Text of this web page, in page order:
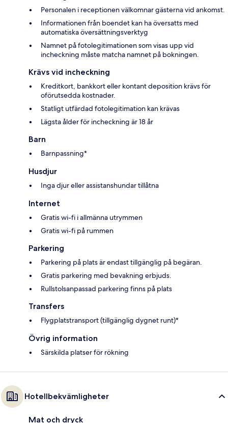
Personalen i receptionen välkomnar gästerna vid ankomst.
Informationen från boendet kan ha översatts med
automatiska översättningsverktyg
Namnet på fotolegitimationen som visas upp vid
incheckning måste matcha namnet på bokningen.
Krävs vid incheckning
Kreditkort, bankkort eller kontant deposition krävs för
oförutsedda kostnader.
Statligt utfärdad fotolegitimation kan krävas
Lägsta ålder för incheckning är 18 år
Barn
Barnpassning*
Husdjur
Inga djur eller assistanshundar tillåtna
Internet
Gratis wi-fi i allmänna utrymmen
Gratis wi-fi på rummen
Parkering
Parkering på plats är endast tillgänglig på begäran.
Gratis parkering med bevakning erbjuds.
Rullstolsanpassad parkering finns på plats
Transfers
Flygplatstransport (tillgänglig dygnet runt)*
Övrig information
Särskilda platser för rökning
Hotellbekvämligheter
Mat och dryck